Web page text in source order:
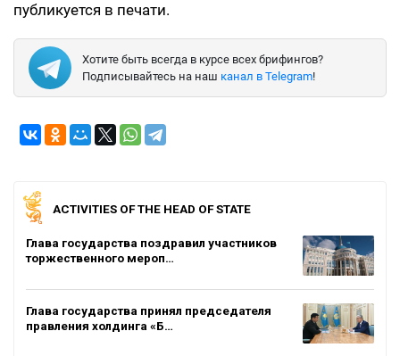
публикуется в печати.
Хотите быть всегда в курсе всех брифингов?
Подписывайтесь на наш канал в Telegram!
ACTIVITIES OF THE HEAD OF STATE
Глава государства поздравил участников
торжественного мероп…
Глава государства принял председателя
правления холдинга «Б…